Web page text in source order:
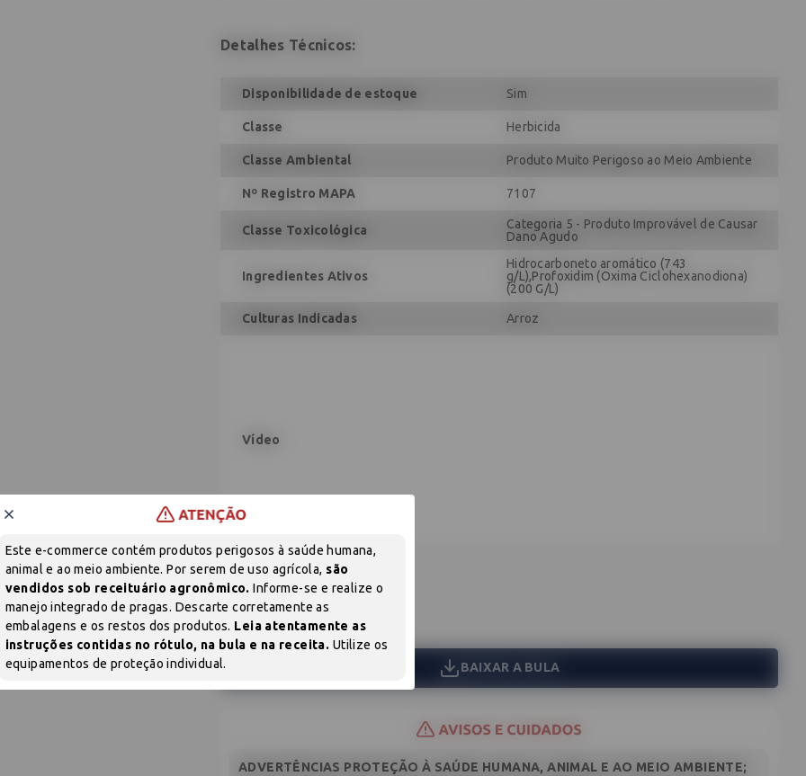
Sem produtos
Adicione produtos clicando em 'Comprar com consultor'
SEMENTES
COMPRAR AGORA COM UM CONSULTOR
Detalhes Técnicos:
Disponibilidade de estoque Sim
Classe Herbicida
Classe Ambiental Produto Muito Perigoso ao Meio Ambiente
Nº Registro MAPA 7107
Classe Toxicológica
Categoria 5 - Produto Improvável de Causar
Dano Agudo
Ingredientes Ativos
Hidrocarboneto aromático (743
g/L),Profoxidim (Oxima Ciclohexanodiona)
(200 G/L)
Culturas Indicadas Arroz
Vídeo
Alvos indicados:
BAIXAR A BULA
ADVERTÊNCIAS PROTEÇÃO À SAÚDE HUMANA, ANIMAL E AO MEIO AMBIENTE;
Este e-commerce contém produtos perigosos à saúde humana,
animal e ao meio ambiente. Por serem de uso agrícola, são
vendidos sob receituário agronômico. Informe-se e realize o
manejo integrado de pragas. Descarte corretamente as
embalagens e os restos dos produtos. Leia atentamente as
instruções contidas no rótulo, na bula e na receita. Utilize os
equipamentos de proteção individual.